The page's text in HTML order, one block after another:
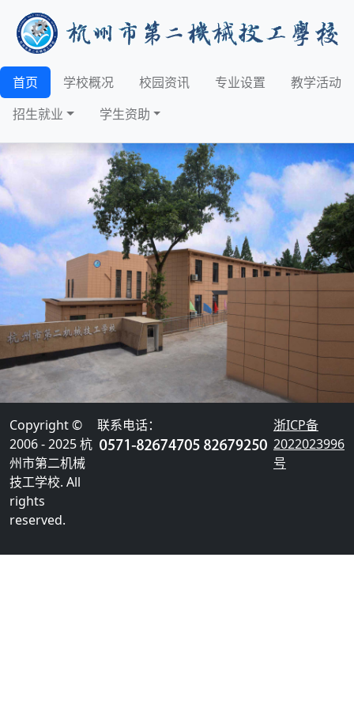
首页 学校概况 校园资讯 专业设置
教学活动
招生就业
学生资助
Copyright ©
2006 - 2025 杭
州市第二机械
技工学校. All
rights
reserved.
联系电话：
浙ICP备
2022023996
号